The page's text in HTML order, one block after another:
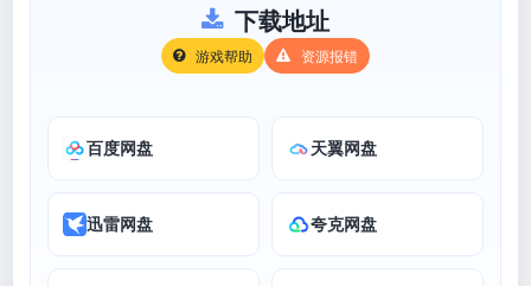
下载地址
游戏帮助 资源报错
百度网盘 天翼网盘
迅雷网盘 夸克网盘